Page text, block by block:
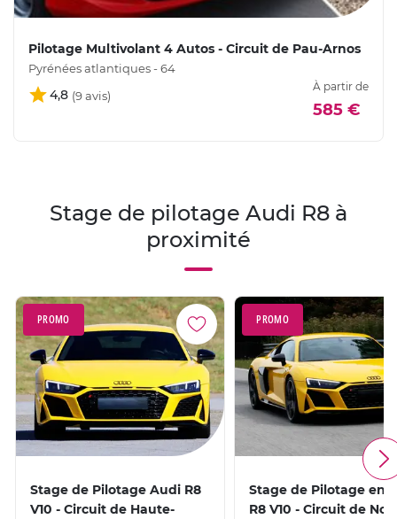
Pilotage Multivolant 4 Autos - Circuit de Pau-Arnos
Pyrénées atlantiques - 64
4,8
À partir de
585 €
Stage de pilotage Audi R8 à
proximité
PROMO
Stage de Pilotage Audi R8
V10 - Circuit de Haute-
PROMO
Stage de Pilotage en
R8 V10 - Circuit de